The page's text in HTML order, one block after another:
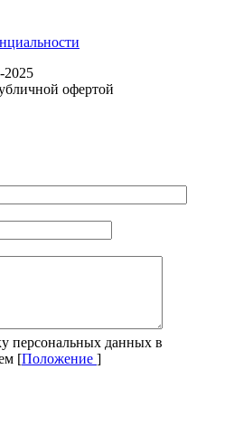
2025
офертой
персональных данных в
[Положение ]